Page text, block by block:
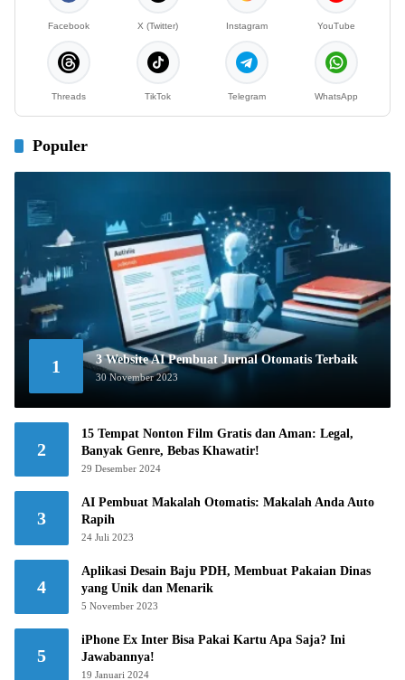
Facebook X (Twitter) Instagram YouTube
Threads TikTok Telegram WhatsApp
Populer
1 3 Website AI Pembuat Jurnal Otomatis Terbaik
30 November 2023
2
15 Tempat Nonton Film Gratis dan Aman: Legal,
Banyak Genre, Bebas Khawatir!
29 Desember 2024
3
AI Pembuat Makalah Otomatis: Makalah Anda Auto
Rapih
24 Juli 2023
4
Aplikasi Desain Baju PDH, Membuat Pakaian Dinas
yang Unik dan Menarik
5 November 2023
5
iPhone Ex Inter Bisa Pakai Kartu Apa Saja? Ini
Jawabannya!
19 Januari 2024